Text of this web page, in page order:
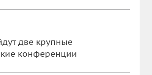
две крупные
конференции